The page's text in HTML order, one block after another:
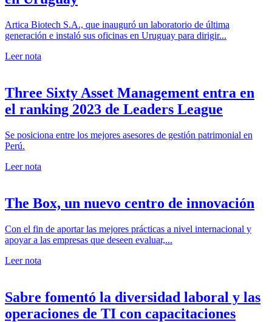
Artica Biotech S.A., que inauguró un laboratorio de última
generación e instaló sus oficinas en Uruguay para dirigir...
Leer nota
Three Sixty Asset Management entra en
el ranking 2023 de Leaders League
Se posiciona entre los mejores asesores de gestión patrimonial en
Perú.
Leer nota
The Box, un nuevo centro de innovación
Con el fin de aportar las mejores prácticas a nivel internacional y
apoyar a las empresas que deseen evaluar,...
Leer nota
Sabre fomentó la diversidad laboral y las
operaciones de TI con capacitaciones